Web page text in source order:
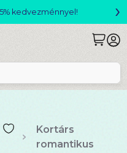
kedvezménnyel! ›
Kortárs
romantikus